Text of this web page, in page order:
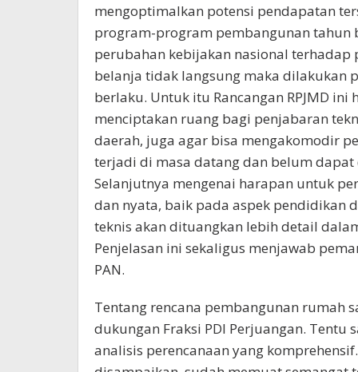
mengoptimalkan potensi pendapatan
program-program pembangunan
perubahan kebijakan nasional
belanja tidak langsung maka dilakukan
berlaku. Untuk itu Rancangan RPJMD
menciptakan ruang bagi penjabaran
daerah, juga agar bisa mengakomodir
terjadi di masa datang dan belum
Selanjutnya mengenai harapan untuk
dan nyata, baik pada aspek pendidikan
teknis akan dituangkan lebih detail
Penjelasan ini sekaligus menjawab
PAN.
Tentang rencana pembangunan rumah
dukungan Fraksi PDI Perjuangan. Tentu
analisis perencanaan yang